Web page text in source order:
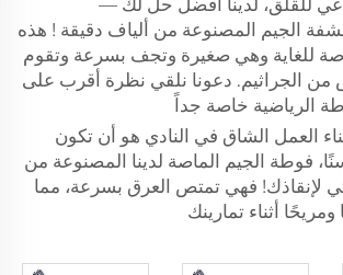
للقلق، لدينا أفضل حل لك —
الجيم المصنوعة من ألياف دقيقة ! هذه
للغاية وهي صغيرة وتجف بسرعة وتقوم
من الجراثيم. دعونا نلقي نظرة أقرب على
الرياضية خاصة جداً
العمل الشاق في النادي هو أن تكون
فوطة الجيم الماصة لدينا المصنوعة من
لإنقاذك! فهي تمتص العرق بسرعة، مما
ومريحًا أثناء تمارينك